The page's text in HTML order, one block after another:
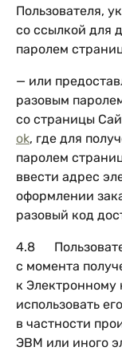
Пользователя,
со ссылкой для
паролем
— или
разовым
со страницы
ok, где для
паролем
ввести адрес
оформлении
разовый код
4.8
с момента
к Электронному
использовать
в частности
ЭВМ или иного